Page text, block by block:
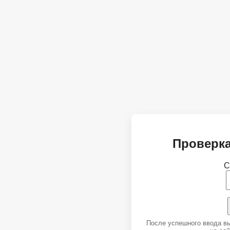
После успешного ввода